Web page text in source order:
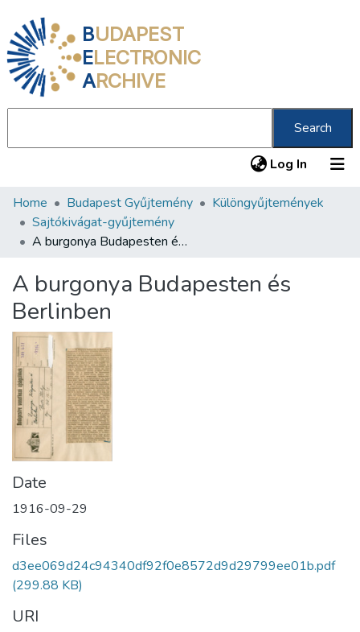
BUDAPEST
ELECTRONIC
ARCHIVE
Search
Log In (current)
Communities & Collections
All of DSpace
About us
Home Budapest Gyűjtemény
Különgyűjtemények
Sajtókivágat-gyűjtemény
A burgonya Budapesten és Berlinben
A burgonya Budapesten és
Berlinben
Date
1916-09-29
Files
d3ee069d24c94340df92f0e8572d9d29799ee01b.pdf
(299.88 KB)
URI